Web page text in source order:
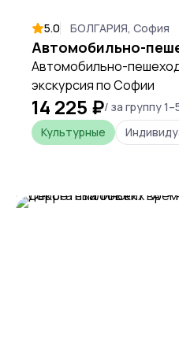
5.0 БОЛГАРИЯ, София
Автомобильно-
экскурсия по Софии
14 225 ₽/ за группу
Культурные